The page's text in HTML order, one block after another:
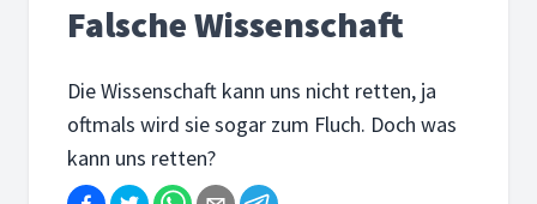
Falsche Wissenschaft
Die Wissenschaft kann uns nicht retten, ja
oftmals wird sie sogar zum Fluch. Doch was
kann uns retten?